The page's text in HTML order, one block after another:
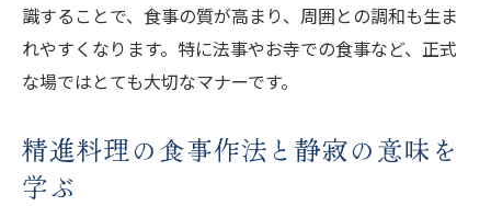
識することで、食事の質が高まり、周囲との調和も生ま
れやすくなります。特に法事やお寺での食事など、正式
な場ではとても大切なマナーです。
精進料理の食事作法と静寂の意味を
学ぶ